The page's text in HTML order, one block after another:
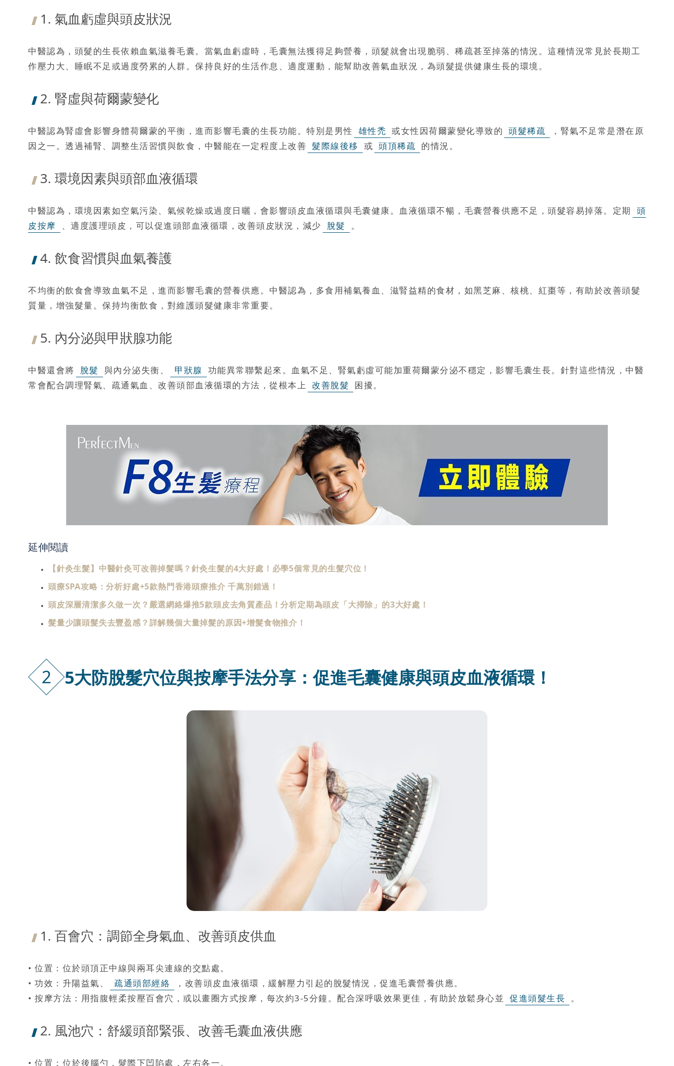
1. 氣血虧虛與頭皮狀況
中醫認為，頭髮的生長依賴血氣滋養毛囊。當氣血虧虛時，毛囊無法獲得足夠營養，頭髮就會出現脆弱、稀疏甚至掉落的情況。這種情況常見於長期工
作壓力大、睡眠不足或過度勞累的人群。保持良好的生活作息、適度運動，能幫助改善氣血狀況，為頭髮提供健康生長的環境。
2. 腎虛與荷爾蒙變化
中醫認為腎虛會影響身體荷爾蒙的平衡，進而影響毛囊的生長功能。特別是男性 雄性禿 或女性因荷爾蒙變化導致的 頭髮稀疏
，腎氣不足常是潛在原
因之一。透過補腎、調整生活習慣與飲食，中醫能在一定程度上改善 髮際線後移 或 頭頂稀疏 的情況。
3. 環境因素與頭部血液循環
中醫認為，環境因素如空氣污染、氣候乾燥或過度日曬，會影響頭皮血液循環與毛囊健康。血液循環不暢，毛囊營養供應不足，頭髮容易掉落。定期
頭
皮按摩
、適度護理頭皮，可以促進頭部血液循環，改善頭皮狀況，減少 脫髮 。
4. 飲食習慣與血氣養護
不均衡的飲食會導致血氣不足，進而影響毛囊的營養供應。中醫認為，多食用補氣養血、滋腎益精的食材，如黑芝麻、核桃、紅棗等，有助於改善頭髮
質量，增強髮量。保持均衡飲食，對維護頭髮健康非常重要。
5. 內分泌與甲狀腺功能
中醫還會將 脫髮 與內分泌失衡、 甲狀腺
功能異常聯繫起來。血氣不足、腎氣虧虛可能加重荷爾蒙分泌不穩定，影響毛囊生長。針對這些情況，中醫
常會配合調理腎氣、疏通氣血、改善頭部血液循環的方法，從根本上 改善脫髮 困擾。
延伸閱讀
【針灸生髮】中醫針灸可改善掉髮嗎？針灸生髮的4大好處！必學5個常見的生髮穴位！
頭療SPA攻略：分析好處+5款熱門香港頭療推介 千萬別錯過！
頭皮深層清潔多久做一次？嚴選網絡爆推5款頭皮去角質產品！分析定期為頭皮「大掃除」的3大好處！
髮量少讓頭髮失去豐盈感？詳解幾個大量掉髮的原因+增髮食物推介！
2 5大防脫髮穴位與按摩手法分享：促進毛囊健康與頭皮血液循環！
1. 百會穴：調節全身氣血、改善頭皮供血
• 位置：位於頭頂正中線與兩耳尖連線的交點處。
• 功效：升陽益氣、
疏通頭部經絡
，改善頭皮血液循環，緩解壓力引起的脫髮情況，促進毛囊營養供應。
• 按摩方法：用指腹輕柔按壓百會穴，或以畫圈方式按摩，每次約3-5分鐘。配合深呼吸效果更佳，有助於放鬆身心並 促進頭髮生長 。
2. 風池穴：舒緩頭部緊張、改善毛囊血液供應
• 位置：位於後腦勺，髮際下凹陷處，左右各一。